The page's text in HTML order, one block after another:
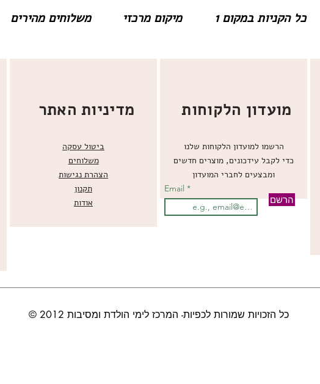
משלוחים מהירים מיקום מרכזי כל הקניות במקום 1
מדיניות האתר
ביטול עסקה
משלוחים
הצהרת נגישות
תקנון
אודות
מועדון הלקוחות
הרשמו למועדון הלקוחות שלנו
כדי לקבל עידכונים, מוצרים חדשים
ומבצעים לחברי המועדון
Email
הרשם
© כל הזכויות שמורות לכפיות- המרכז לימי הולדת ומסיבות 2012